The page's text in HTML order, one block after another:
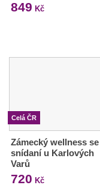
849 Kč
Celá ČR
Zámecký wellness se
snídaní u Karlových
Varů
720 Kč